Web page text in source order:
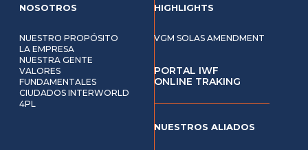
NOSOTROS
NUESTRO PROPÓSITO
LA EMPRESA
NUESTRA GENTE
VALORES
FUNDAMENTALES
CIUDADOS INTERWORLD
4PL
HIGHLIGHTS
VGM SOLAS AMENDMENT
PORTAL IWF
ONLINE TRAKING
NUESTROS ALIADOS